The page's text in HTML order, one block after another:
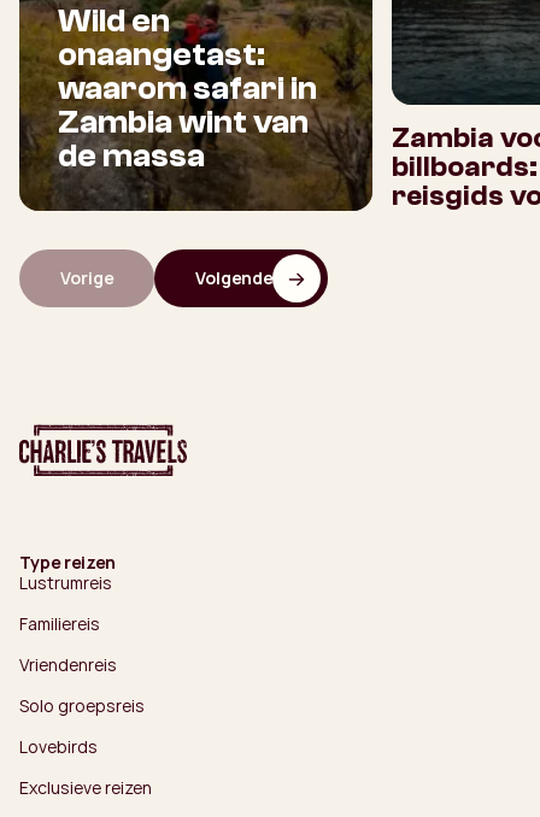
Wild en
onaangetast:
waarom safari in
Zambia wint van
de massa
Zambia
reisgids
Vorige Volgende
Type reizen
Lustrumreis
Familiereis
Vriendenreis
Solo groepsreis
Lovebirds
Exclusieve reizen